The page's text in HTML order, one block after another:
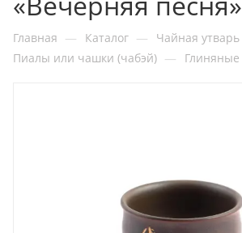
Главная — Каталог — Чайная утварь
Пиалы или чашки (чабэй) — Глиняные